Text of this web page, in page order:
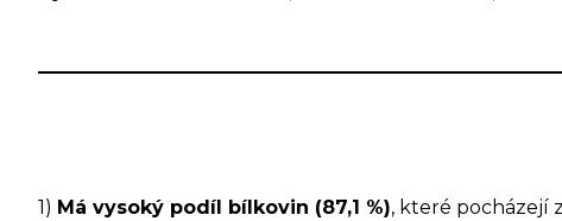
1) Má vysoký podíl bílkovin (87,1 %), které pocházejí